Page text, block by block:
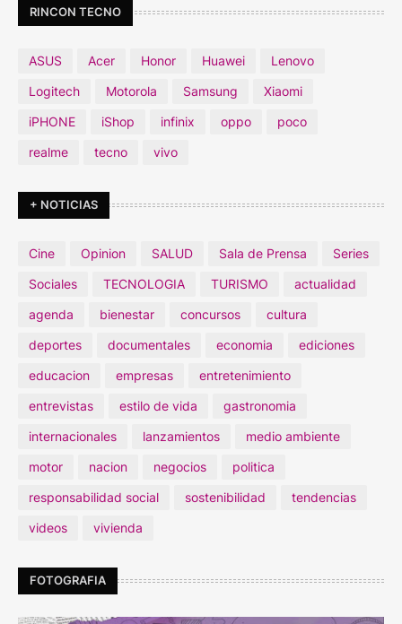
RINCON TECNO
ASUS Acer Honor Huawei
Lenovo
Logitech
Motorola Samsung
Xiaomi
iPHONE
iShop infinix oppo
poco
realme
tecno vivo
+ NOTICIAS
Cine Opinion SALUD Sala de Prensa
Series
Sociales
TECNOLOGIA TURISMO
actualidad
agenda
bienestar concursos
cultura
deportes
documentales economia
ediciones
educacion
empresas
entretenimiento
entrevistas
estilo de vida
gastronomia
internacionales
lanzamientos
medio ambiente
motor
nacion negocios
politica
responsabilidad social
sostenibilidad
tendencias
videos
vivienda
FOTOGRAFIA